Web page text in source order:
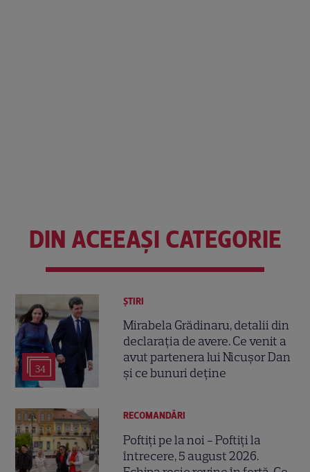
DIN ACEEAȘI CATEGORIE
34
ȘTIRI
Mirabela Grădinaru, detalii din
declarația de avere. Ce venit a
avut partenera lui Nicușor Dan
și ce bunuri deține
RECOMANDĂRI
Poftiți pe la noi - Poftiți la
întrecere, 5 august 2026.